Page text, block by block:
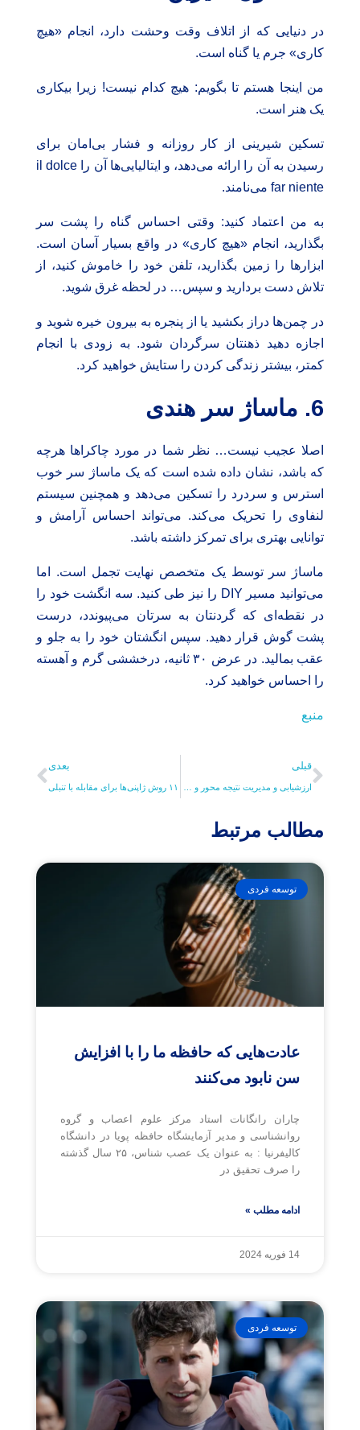
در دنیایی که از اتلاف وقت وحشت دارد، انجام «هیچ
کاری» جرم یا گناه است.
من اینجا هستم تا بگویم: هیچ کدام نیست! زیرا بیکاری
یک هنر است.
تسکین شیرینی از کار روزانه و فشار بی‌امان برای
رسیدن به آن را ارائه می‌دهد، و ایتالیایی‌ها آن را il dolce
far niente می‌نامند.
به من اعتماد کنید: وقتی احساس گناه را پشت سر
بگذارید، انجام «هیچ کاری» در واقع بسیار آسان است.
ابزارها را زمین بگذارید، تلفن خود را خاموش کنید، از
تلاش دست بردارید و سپس… در لحظه غرق شوید.
در چمن‌ها دراز بکشید یا از پنجره به بیرون خیره شوید و
اجازه دهید ذهنتان سرگردان شود. به زودی با انجام
کمتر، بیشتر زندگی کردن را ستایش خواهید کرد.
6. ماساژ سر هندی
اصلا عجیب نیست… نظر شما در مورد چاکراها هرچه
که باشد، نشان داده شده است که یک ماساژ سر خوب
استرس و سردرد را تسکین می‌دهد و همچنین سیستم
لنفاوی را تحریک می‌کند. می‌تواند احساس آرامش و
توانایی بهتری برای تمرکز داشته باشد.
ماساژ سر توسط یک متخصص نهایت تجمل است. اما
می‌توانید مسیر DIY را نیز طی کنید. سه انگشت خود را
در نقطه‌ای که گردنتان به سرتان می‌پیوندد، درست
پشت گوش قرار دهید. سپس انگشتان خود را به جلو و
عقب بمالید. در عرض ۳۰ ثانیه، درخششی گرم و آهسته
را احساس خواهید کرد.
منبع
قبلی بعدی
۱۱ روش ژاپنی‌ها برای مقابله با تنبلی
مطالب مرتبط
توسعه فردی
عادت‌هایی که حافظه ما را با افزایش
سن نابود می‌کنند
چاران رانگانات استاد مرکز علوم اعصاب و گروه
روانشناسی و مدیر آزمایشگاه حافظه پویا در دانشگاه
کالیفرنیا : به عنوان یک عصب شناس، ۲۵ سال گذشته
را صرف تحقیق در
ادامه مطلب »
14 فوریه 2024
توسعه فردی